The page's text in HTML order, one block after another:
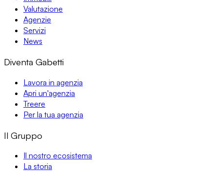
Valutazione
Agenzie
Servizi
News
Diventa Gabetti
Lavora in agenzia
Apri un'agenzia
Treere
Per la tua agenzia
Il Gruppo
Il nostro ecosistema
La storia